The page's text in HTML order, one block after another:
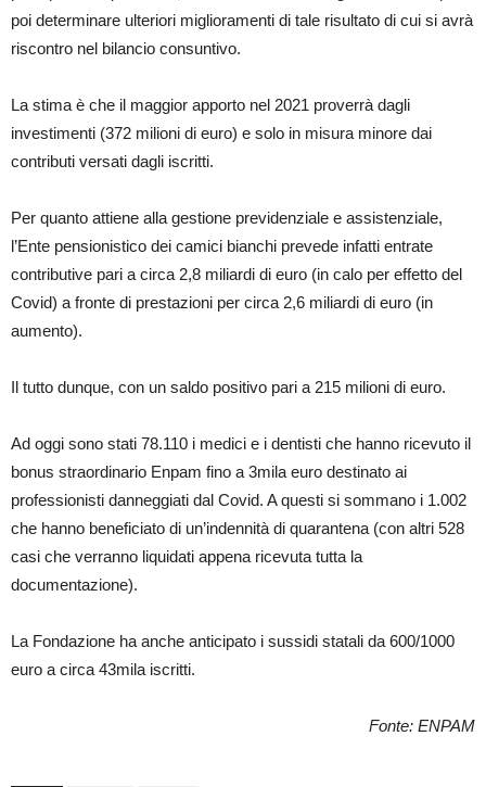
poi determinare ulteriori miglioramenti di tale risultato di cui si avrà
riscontro nel bilancio consuntivo.
La stima è che il maggior apporto nel 2021 proverrà dagli
investimenti (372 milioni di euro) e solo in misura minore dai
contributi versati dagli iscritti.
Per quanto attiene alla gestione previdenziale e assistenziale,
l’Ente pensionistico dei camici bianchi prevede infatti entrate
contributive pari a circa 2,8 miliardi di euro (in calo per effetto del
Covid) a fronte di prestazioni per circa 2,6 miliardi di euro (in
aumento).
Il tutto dunque, con un saldo positivo pari a 215 milioni di euro.
Ad oggi sono stati 78.110 i medici e i dentisti che hanno ricevuto il
bonus straordinario Enpam fino a 3mila euro destinato ai
professionisti danneggiati dal Covid. A questi si sommano i 1.002
che hanno beneficiato di un’indennità di quarantena (con altri 528
casi che verranno liquidati appena ricevuta tutta la
documentazione).
La Fondazione ha anche anticipato i sussidi statali da 600/1000
euro a circa 43mila iscritti.
Fonte: ENPAM